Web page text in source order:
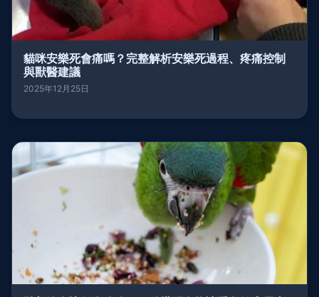
貓咪安樂死會痛嗎？完整解析安樂死過程、疼痛控制
與獸醫建議
2025年12月25日